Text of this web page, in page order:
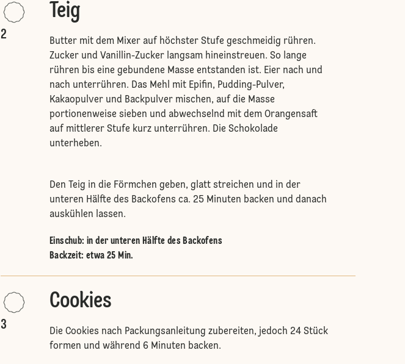
2
Teig
Butter mit dem Mixer auf höchster Stufe geschmeidig rühren.
Zucker und Vanillin-Zucker langsam hineinstreuen. So lange
rühren bis eine gebundene Masse entstanden ist. Eier nach und
nach unterrühren. Das Mehl mit Epifin, Pudding-Pulver,
Kakaopulver und Backpulver mischen, auf die Masse
portionenweise sieben und abwechselnd mit dem Orangensaft
auf mittlerer Stufe kurz unterrühren. Die Schokolade
unterheben.
Den Teig in die Förmchen geben, glatt streichen und in der
unteren Hälfte des Backofens ca. 25 Minuten backen und danach
auskühlen lassen.
Einschub:in der unteren Hälfte des Backofens
Backzeit: etwa 25 Min.
3
Cookies
Die Cookies nach Packungsanleitung zubereiten, jedoch 24 Stück
formen und während 6 Minuten backen.